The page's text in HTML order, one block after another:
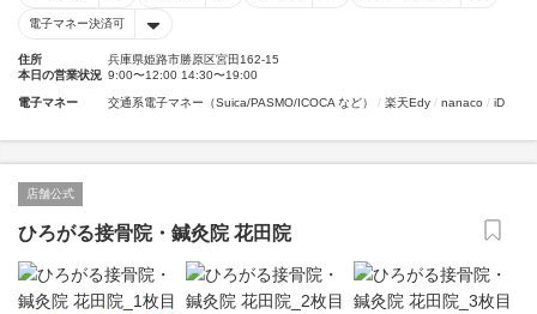
電子マネー決済可
住所
兵庫県姫路市勝原区宮田162-15
本日の営業状況 9:00〜12:00 14:30〜19:00
電子マネー 交通系電子マネー（Suica/PASMO/ICOCA など） 楽天Edy nanaco iD
店舗公式
ひろがる接骨院・鍼灸院 花田院